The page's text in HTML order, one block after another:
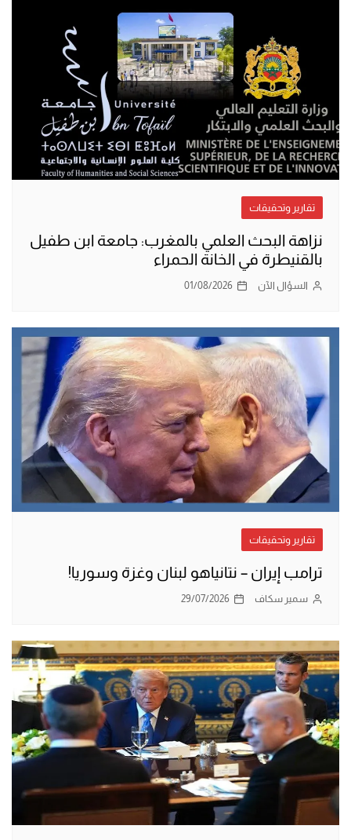
تقارير وتحقيقات
نزاهة البحث العلمي بالمغرب: جامعة ابن طفيل
بالقنيطرة في الخانة الحمراء
السؤال الآن 01/08/2026
تقارير وتحقيقات
ترامب إيران – نتانياهو لبنان وغزة وسوريا!
سمير سكاف 29/07/2026